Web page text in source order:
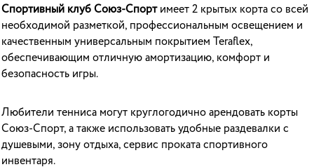
Спортивный клуб Союз-Спортимеет 2 крытых корта со всей
необходимой разметкой, профессиональным освещением и
качественным универсальным покрытием Teraflex,
обеспечивающим отличную амортизацию, комфорт и
безопасность игры.
Любители тенниса могут круглогодично арендовать корты
Союз-Спорт, а также использовать удобные раздевалки с
душевыми, зону отдыха, сервис проката спортивного
инвентаря.